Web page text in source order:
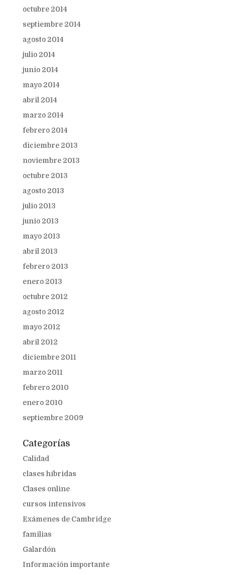
octubre 2014
septiembre 2014
agosto 2014
julio 2014
junio 2014
mayo 2014
abril 2014
marzo 2014
febrero 2014
diciembre 2013
noviembre 2013
octubre 2013
agosto 2013
julio 2013
junio 2013
mayo 2013
abril 2013
febrero 2013
enero 2013
octubre 2012
agosto 2012
mayo 2012
abril 2012
diciembre 2011
marzo 2011
febrero 2010
enero 2010
septiembre 2009
Categorías
Calidad
clases híbridas
Clases online
cursos intensivos
Exámenes de Cambridge
familias
Galardón
Información importante